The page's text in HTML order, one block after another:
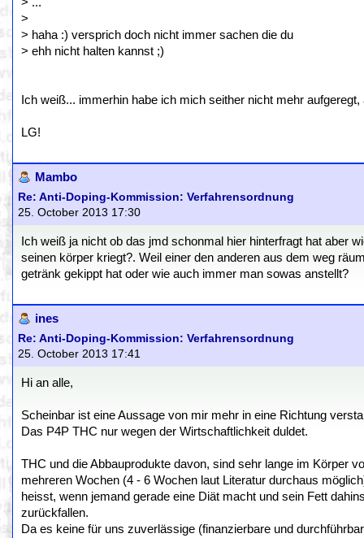
>
> haha :) versprich doch nicht immer sachen die du
> ehh nicht halten kannst ;)
Ich weiß... immerhin habe ich mich seither nicht mehr
LG!
Mambo
Re: Anti-Doping-Kommission: Verfahrensordnung
25. October 2013 17:30
Ich weiß ja nicht ob das jmd schonmal hier hinterfragt hat aber
seinen körper kriegt?. Weil einer den anderen aus dem weg
getränk gekippt hat oder wie auch immer man sowas anstellt?
ines
Re: Anti-Doping-Kommission: Verfahrensordnung
25. October 2013 17:41
Hi an alle,
Scheinbar ist eine Aussage von mir mehr in eine Richtung
Das P4P THC nur wegen der Wirtschaftlichkeit duldet.
THC und die Abbauprodukte davon, sind sehr lange im Körper
mehreren Wochen (4 - 6 Wochen laut Literatur durchaus
heisst, wenn jemand gerade eine Diät macht und sein Fett
zurückfallen.
Da es keine für uns zuverlässige (finanzierbare und